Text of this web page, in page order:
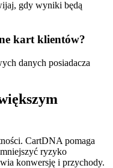
gdy wyniki będą
kart klientów?
danych posiadacza
CartDNA pomaga
ryzyko
konwersję i przychody.